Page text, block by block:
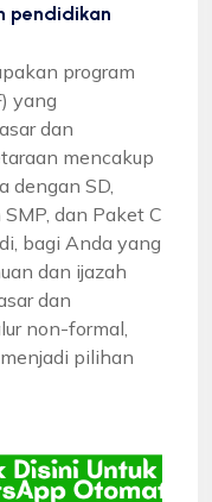
pendidikan
program
yang
dan
mencakup
dengan SD,
dan Paket C
bagi Anda yang
dan ijazah
dan
non-formal,
pilihan